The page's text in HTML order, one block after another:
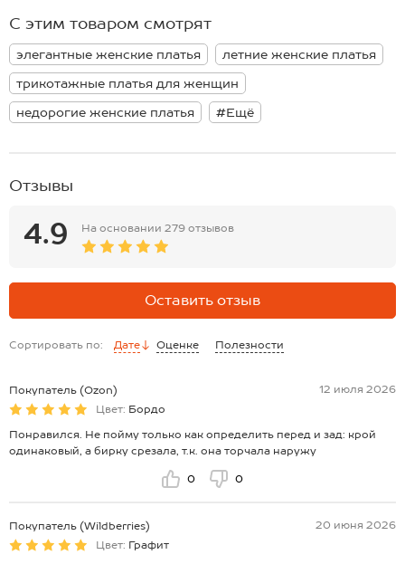
Трикотажное платье цвета графит идеально подходит для
станет отличным выбором для встреч с друзьями или
романтических свиданий. Универсальность модели позволяет
носить его каждый день, подчеркивая вашу элегантность и
индивидуальность.
Рост модели 170 см, параметры 88-67-97 см. На ней размер 44.
С этим товаром смотрят
элегантные женские платья
летние женские платья
трикотажные платья для женщин
недорогие женские платья
#Ещё
Отзывы
4.9 На основании 279 отзывов
Оставить отзыв
Сортировать по: Дате Оценке Полезности
Покупатель (Ozon)
12 июля 2026
Цвет: Бордо
Понравился. Не пойму только как определить перед и зад: крой
одинаковый, а бирку срезала, т.к. она торчала наружу
0 0
Покупатель (Wildberries)
20 июня 2026
Цвет: Графит